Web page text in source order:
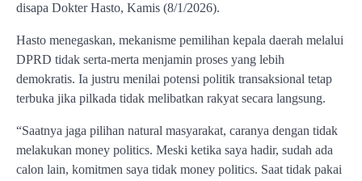
disapa Dokter Hasto, Kamis (8/1/2026).
Hasto menegaskan, mekanisme pemilihan kepala daerah melalui
DPRD tidak serta-merta menjamin proses yang lebih
demokratis. Ia justru menilai potensi politik transaksional tetap
terbuka jika pilkada tidak melibatkan rakyat secara langsung.
“Saatnya jaga pilihan natural masyarakat, caranya dengan tidak
melakukan money politics. Meski ketika saya hadir, sudah ada
calon lain, komitmen saya tidak money politics. Saat tidak pakai